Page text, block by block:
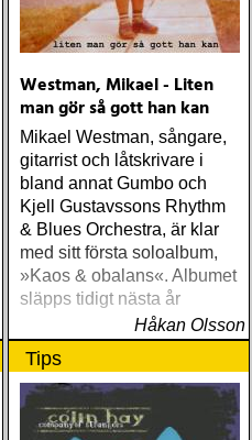
Westman, Mikael - Liten
man gör så gott han kan
Mikael Westman, sångare,
gitarrist och låtskrivare i
bland annat Gumbo och
Kjell Gustavssons Rhythm
& Blues Orchestra, är klar
med sitt första soloalbum,
»Kaos & obalans«. Albumet
släpps tidigt nästa år
Håkan Olsson
Tips